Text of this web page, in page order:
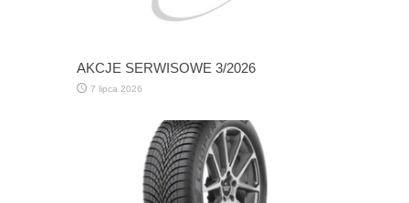
AKCJE SERWISOWE 3/2026
7 lipca 2026